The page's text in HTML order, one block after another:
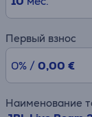
Первый взнос
0% / 0,00 €
Наименование